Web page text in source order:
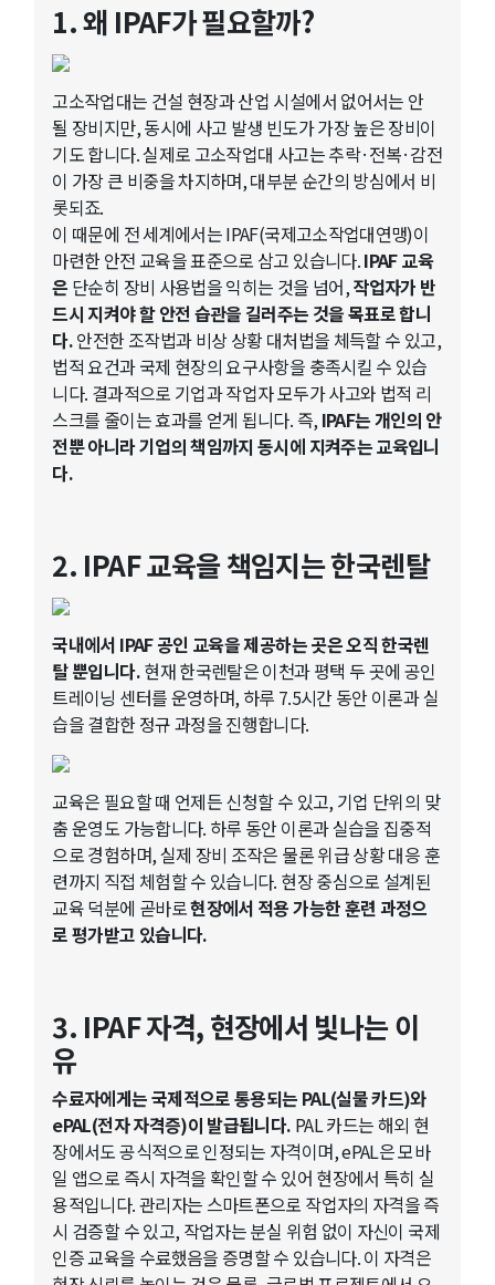
1. 왜 IPAF가 필요할까?
고소작업대는 건설 현장과 산업 시설에서 없어서는 안
될 장비지만, 동시에 사고 발생 빈도가 가장 높은 장비이
기도 합니다. 실제로 고소작업대 사고는 추락·전복·감전
이 가장 큰 비중을 차지하며, 대부분 순간의 방심에서 비
롯되죠.
이 때문에 전 세계에서는 IPAF(국제고소작업대연맹)이
마련한 안전 교육을 표준으로 삼고 있습니다.IPAF 교육
은 단순히 장비 사용법을 익히는 것을 넘어,작업자가 반
드시 지켜야 할 안전 습관을 길러주는 것을 목표로 합니
다.안전한 조작법과 비상 상황 대처법을 체득할 수 있고,
법적 요건과 국제 현장의 요구사항을 충족시킬 수 있습
니다. 결과적으로 기업과 작업자 모두가 사고와 법적 리
스크를 줄이는 효과를 얻게 됩니다. 즉,IPAF는 개인의 안
전뿐 아니라 기업의 책임까지 동시에 지켜주는 교육입니
다.
2. IPAF 교육을 책임지는 한국렌탈
국내에서 IPAF 공인 교육을 제공하는 곳은 오직 한국렌
탈 뿐입니다.현재 한국렌탈은 이천과 평택 두 곳에 공인
트레이닝 센터를 운영하며, 하루 7.5시간 동안 이론과 실
습을 결합한 정규 과정을 진행합니다.
교육은 필요할 때 언제든 신청할 수 있고, 기업 단위의 맞
춤 운영도 가능합니다. 하루 동안 이론과 실습을 집중적
으로 경험하며, 실제 장비 조작은 물론 위급 상황 대응 훈
련까지 직접 체험할 수 있습니다. 현장 중심으로 설계된
교육 덕분에 곧바로현장에서 적용 가능한 훈련 과정으
로 평가받고 있습니다.
3. IPAF 자격, 현장에서 빛나는 이
유
수료자에게는 국제적으로 통용되는 PAL(실물 카드)와
ePAL(전자 자격증)이 발급됩니다. PAL 카드는 해외 현
장에서도 공식적으로 인정되는 자격이며, ePAL은 모바
일 앱으로 즉시 자격을 확인할 수 있어 현장에서 특히 실
용적입니다. 관리자는 스마트폰으로 작업자의 자격을 즉
시 검증할 수 있고, 작업자는 분실 위험 없이 자신이 국제
인증 교육을 수료했음을 증명할 수 있습니다. 이 자격은